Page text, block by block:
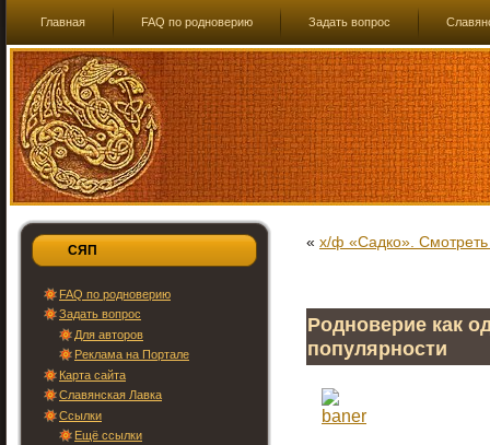
Главная FAQ по родноверию Задать вопрос
СЯП
FAQ по родноверию
Задать вопрос
Для авторов
Реклама на Портале
Карта сайта
Славянская Лавка
Ссылки
Ещё ссылки
« х/ф «Садко».
Родноверие как
популярности